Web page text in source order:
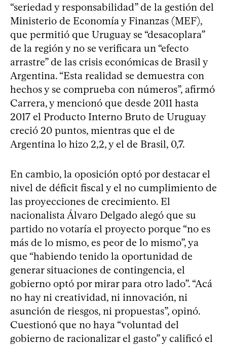
“seriedad y responsabilidad” de la gestión del
Ministerio de Economía y Finanzas (MEF),
que permitió que Uruguay se “desacoplara”
de la región y no se verificara un “efecto
arrastre” de las crisis económicas de Brasil y
Argentina. “Esta realidad se demuestra con
hechos y se comprueba con números”, afirmó
Carrera, y mencionó que desde 2011 hasta
2017 el Producto Interno Bruto de Uruguay
creció 20 puntos, mientras que el de
Argentina lo hizo 2,2, y el de Brasil, 0,7.
En cambio, la oposición optó por destacar el
nivel de déficit fiscal y el no cumplimiento de
las proyecciones de crecimiento. El
nacionalista Álvaro Delgado alegó que su
partido no votaría el proyecto porque “no es
más de lo mismo, es peor de lo mismo”, ya
que “habiendo tenido la oportunidad de
generar situaciones de contingencia, el
gobierno optó por mirar para otro lado”. “Acá
no hay ni creatividad, ni innovación, ni
asunción de riesgos, ni propuestas”, opinó.
Cuestionó que no haya “voluntad del
gobierno de racionalizar el gasto” y calificó el